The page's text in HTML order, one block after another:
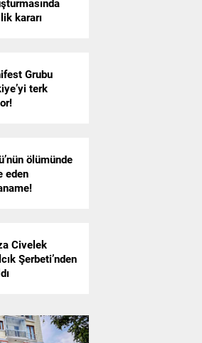
kararı
Grubu
terk
ölümünde
eden
Civelek
Şerbeti’nden